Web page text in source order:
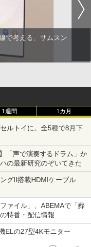
で考える、サムスン
1週間 1カ月
ルトイに。全5種で8月下
「声で演奏するドラム」か
の最新研究のぞいてきた
グII搭載HDMIケーブル
ァイル」、ABEMAで「葬
特番・配信情報
ELの27型4Kモニター